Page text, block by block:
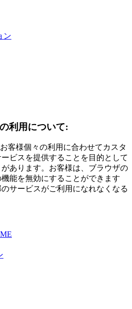
ン
利用について:
客様個々の利用に合わせてカスタ
ビスを提供することを目的として
あります。お客様は、ブラウザの
能を無効にすることができます
サービスがご利用になれなくなる